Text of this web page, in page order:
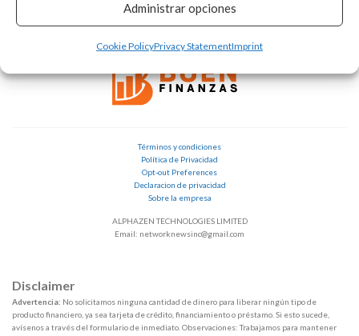
Administrar opciones
Cookie PolicyPrivacy StatementImprint
Términos y condiciones
Política de Privacidad
Opt-out Preferences
Declaracion de privacidad
Sobre la empresa
ALPHAZEN TECHNOLOGIES LIMITED
Email: networknewsinc@gmail.com
Disclaimer
Advertencia: No solicitamos ninguna cantidad de dinero para liberar ningún tipo de
producto financiero, ya sea tarjeta de crédito, financiamiento o préstamo. Si esto sucede,
avísenos a través del formulario de inmediato. Observaciones: Trabajamos para mantener